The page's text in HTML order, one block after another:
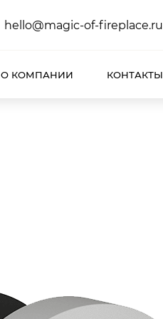
hello@magic-of-fireplace.ru
О КОМПАНИИ КОНТАКТЫ